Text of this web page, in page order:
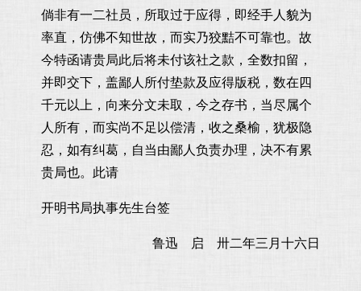
倘非有一二社员，所取过于应得，即经手人貌为
率直，仿佛不知世故，而实乃狡黠不可靠也。故
今特函请贵局此后将未付该社之款，全数扣留，
并即交下，盖鄙人所付垫款及应得版税，数在四
千元以上，向来分文未取，今之存书，当尽属个
人所有，而实尚不足以偿清，收之桑榆，犹极隐
忍，如有纠葛，自当由鄙人负责办理，决不有累
贵局也。此请
开明书局执事先生台签
鲁迅 启 卅二年三月十六日